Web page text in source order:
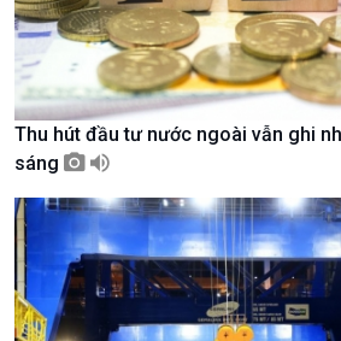
Chính trị
Chính phủ với người dân
Quốc hội với cử tri
Xây dựng đảng
Đảng trong cuộc sống
Nhận diện sự thật
Thế
Vấn
Hồ
Thế
Biên
bền
Thu hút đầu tư nước ngoài vẫn ghi
sáng